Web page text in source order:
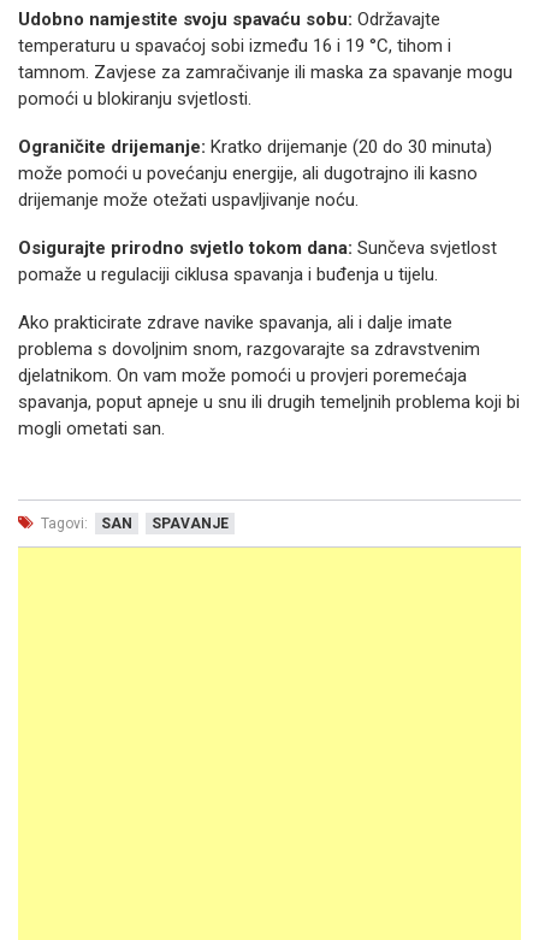
Udobno namjestite svoju spavaću sobu: Održavajte
temperaturu u spavaćoj sobi između 16 i 19 °C, tihom i
tamnom. Zavjese za zamračivanje ili maska ​​za spavanje mogu
pomoći u blokiranju svjetlosti.
Ograničite drijemanje: Kratko drijemanje (20 do 30 minuta)
može pomoći u povećanju energije, ali dugotrajno ili kasno
drijemanje može otežati uspavljivanje noću.
Osigurajte prirodno svjetlo tokom dana: Sunčeva svjetlost
pomaže u regulaciji ciklusa spavanja i buđenja u tijelu.
Ako prakticirate zdrave navike spavanja, ali i dalje imate
problema s dovoljnim snom, razgovarajte sa zdravstvenim
djelatnikom. On vam može pomoći u provjeri poremećaja
spavanja, poput apneje u snu ili drugih temeljnih problema koji bi
mogli ometati san.
Tagovi: SAN SPAVANJE